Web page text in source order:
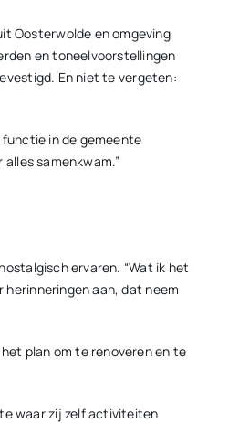
Oosterwolde en omgeving
en toneelvoorstellingen
En niet te vergeten:
functie in de gemeente
samenkwam.”
ervaren. “Wat ik het
herinneringen aan, dat neem
plan om te renoveren en te
waar zij zelf activiteiten